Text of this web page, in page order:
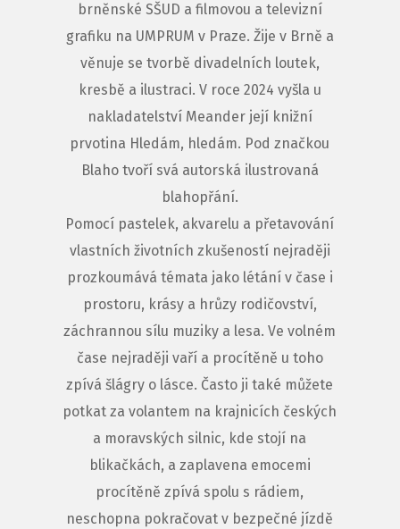
brněnské SŠUD a filmovou a televizní
grafiku na UMPRUM v Praze. Žije v Brně a
věnuje se tvorbě divadelních loutek,
kresbě a ilustraci. V roce 2024 vyšla u
nakladatelství Meander její knižní
prvotina Hledám, hledám. Pod značkou
Blaho tvoří svá autorská ilustrovaná
blahopřání.
Pomocí pastelek, akvarelu a přetavování
vlastních životních zkušeností nejraději
prozkoumává témata jako létání v čase i
prostoru, krásy a hrůzy rodičovství,
záchrannou sílu muziky a lesa. Ve volném
čase nejraději vaří a procítěně u toho
zpívá šlágry o lásce. Často ji také můžete
potkat za volantem na krajnicích českých
a moravských silnic, kde stojí na
blikačkách, a zaplavena emocemi
procítěně zpívá spolu s rádiem,
neschopna pokračovat v bezpečné jízdě